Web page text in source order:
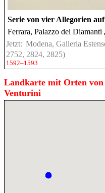
Serie von vier Allegorien
Ferrara, Palazzo dei Diamanti
Jetzt: Modena, Galleria
2752, 2824, 2825)
1592–1593
Landkarte mit Orten von
Venturini